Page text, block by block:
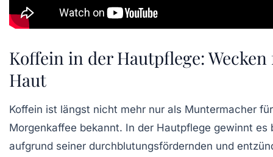
Koffein in der Hautpflege:
Haut
Koffein ist längst nicht mehr nur als Muntermacher
Morgenkaffee bekannt. In der Hautpflege gewinnt es
aufgrund seiner durchblutungsfördernden und